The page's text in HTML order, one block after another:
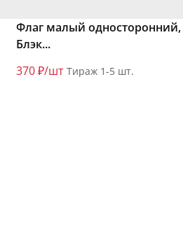
Флаг малый односторонний,
Блэк...
370 ₽/шт Тираж 1-5 шт.